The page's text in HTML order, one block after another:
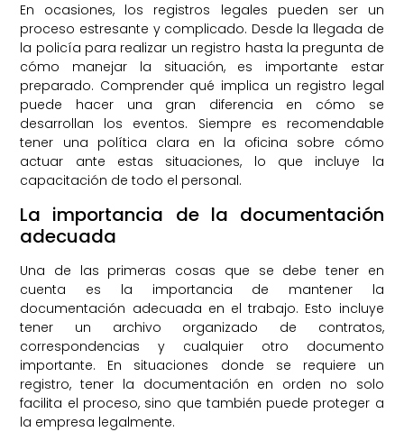
En ocasiones, los registros legales pueden ser un
proceso estresante y complicado. Desde la llegada de
la policía para realizar un registro hasta la pregunta de
cómo manejar la situación, es importante estar
preparado. Comprender qué implica un registro legal
puede hacer una gran diferencia en cómo se
desarrollan los eventos. Siempre es recomendable
tener una política clara en la oficina sobre cómo
actuar ante estas situaciones, lo que incluye la
capacitación de todo el personal.
La importancia de la documentación
adecuada
Una de las primeras cosas que se debe tener en
cuenta es la importancia de mantener la
documentación adecuada en el trabajo. Esto incluye
tener un archivo organizado de contratos,
correspondencias y cualquier otro documento
importante. En situaciones donde se requiere un
registro, tener la documentación en orden no solo
facilita el proceso, sino que también puede proteger a
la empresa legalmente.